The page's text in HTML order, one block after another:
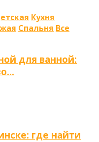
Кухня
Спальня Все
для ванной:
где найти